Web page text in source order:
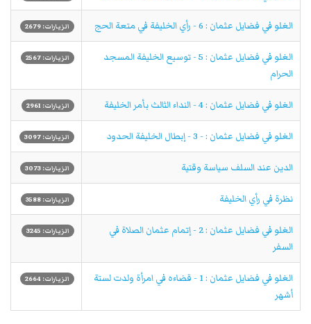
الغلو في فضايل عثمان : 6 - رأي الخليفة في متعة الحج الزيارات: 2679
الغلو في فضايل عثمان : 5 - توسيع الخليفة المسجد
الحرام
الزيارات: 2567
الغلو في فضايل عثمان : 4 - النداء الثالث بأمر الخليفة الزيارات: 2961
الغلو في فضايل عثمان : - 3 - إبطال الخليفة الحدود الزيارات: 3097
الدين عند السلف سياسة وقتية الزيارات: 3073
نظرة في رأي الخليفة الزيارات: 3588
الغلو في فضايل عثمان : 2 - إتمام عثمان الصلاة في
السفر
الزيارات: 3245
الغلو في فضايل عثمان : 1 - قضاءه في امرأة ولدت لستة
أشهر
الزيارات: 2664